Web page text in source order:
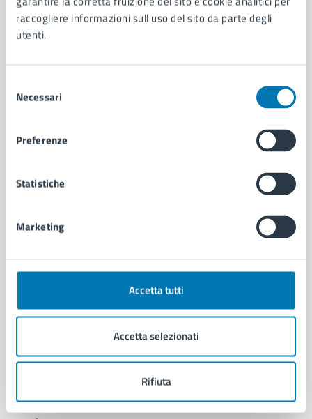
raccogliere informazioni sull'uso del sito da parte degli
utenti.
delNecessari
Preferenze
Statistiche
Marketing
Accetta tutti
Accetta selezionati
Rifiuta
Aree amministrative
Organi di governo
Municipalità
Politici
Personale amministrativo
Intranet, posta aziendale e protocollo
CATEGORIE DI SERVIZIO
Anagrafe e stato civile
Documenti e certificati
Giustizia e sicurezza pubblica
Salute, benessere e assistenza
Servizi Cimiteriali